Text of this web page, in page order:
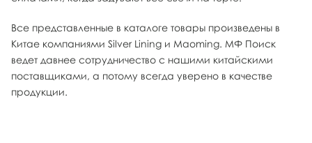
Все представленные в каталоге товары произведены в
Китае компаниями Silver Lining и Maoming. МФ Поиск
ведет давнее сотрудничество с нашими китайскими
поставщиками, а потому всегда уверено в качестве
продукции.